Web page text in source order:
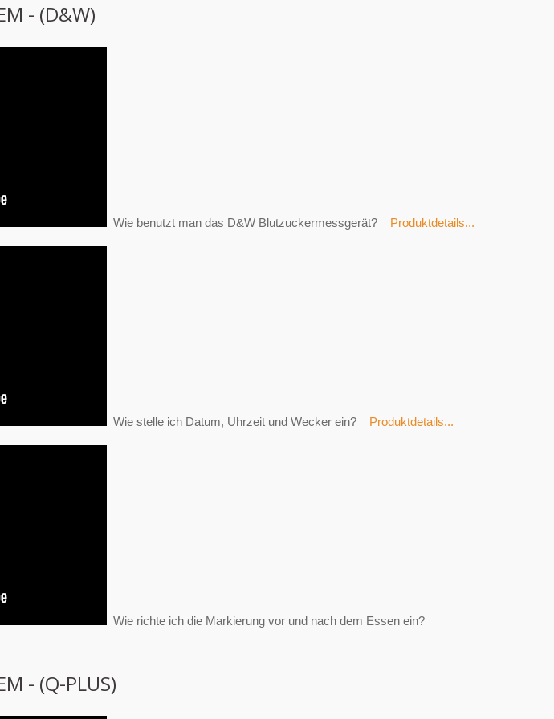
- (D&W)
Wie benutzt man das D&W Blutzuckermessgerät? Produktdetails...
Wie stelle ich Datum, Uhrzeit und Wecker ein? Produktdetails...
Wie richte ich die Markierung vor und nach dem Essen ein?
- (Q-PLUS)